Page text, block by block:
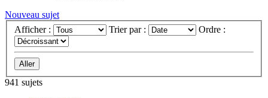
Nouveau sujet
Afficher :
Trier par : Ordre :
941 sujets